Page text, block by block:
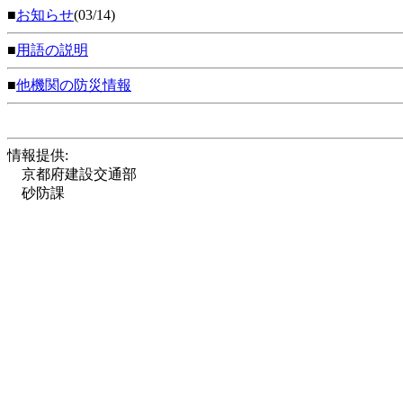
■お知らせ(03/14)
■用語の説明
■他機関の防災情報
情報提供:
京都府建設交通部
砂防課